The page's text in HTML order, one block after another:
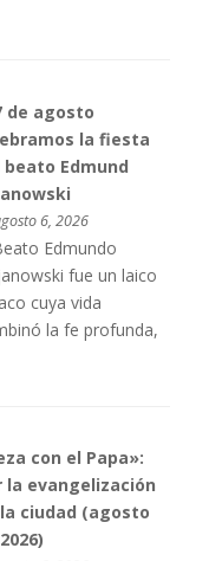
de agosto
la fiesta
beato Edmund
6, 2026
Edmundo
fue un laico
cuya vida
la fe profunda,
con el Papa»:
la evangelización
ciudad (agosto